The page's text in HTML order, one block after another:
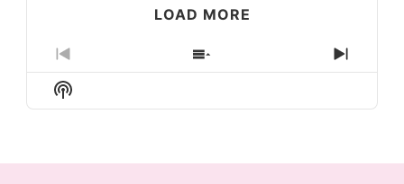
LOAD MORE
Previous
Episode
Show
Episodes
Next
Show
Podcast